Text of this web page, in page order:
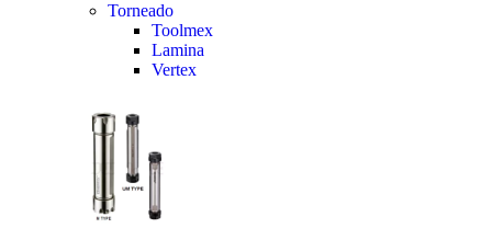
Torneado
Toolmex
Lamina
Vertex